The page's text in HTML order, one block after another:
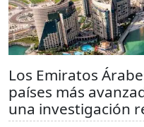
Los Emiratos
países más
una investigación